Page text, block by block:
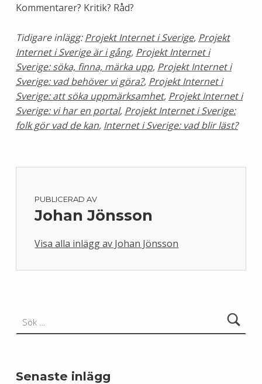
Kommentarer? Kritik? Råd?
Tidigare inlägg:Projekt Internet i Sverige, Projekt
Internet i Sverige är i gång, Projekt Internet i
Sverige: söka, finna, märka upp, Projekt Internet i
Sverige: vad behöver vi göra?, Projekt Internet i
Sverige: att söka uppmärksamhet, Projekt Internet i
Sverige: vi har en portal, Projekt Internet i Sverige:
folk gör vad de kan, Internet i Sverige: vad blir läst?
PUBLICERAD AV
Johan Jönsson
Visa alla inlägg av Johan Jönsson
Skip back to main navigation
Senaste inlägg